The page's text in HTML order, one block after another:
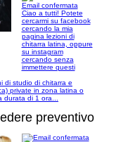
Email confermata
Ciao a tutti! Potete
cercarmi su facebook
cercando la mia
pagina lezioni di
chitarra latina, oppure
su instagram
cercando senza
immettere questi
di studio di chitarra e
private in zona latina o
di 1 ora...
preventivo